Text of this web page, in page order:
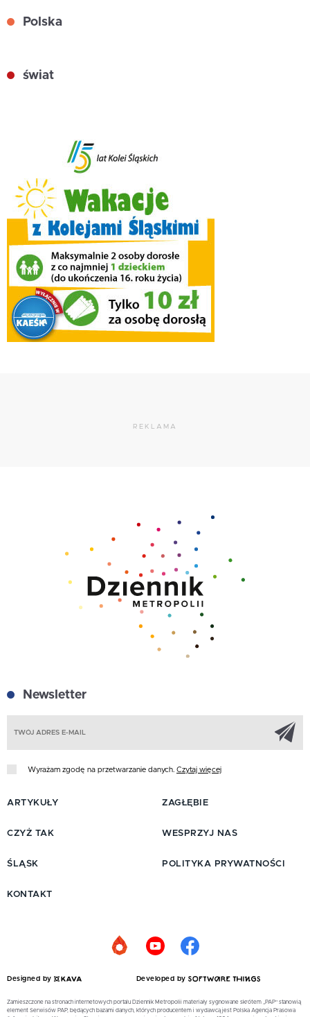
Polska
świat
REKLAMA
Newsletter
Wyrażam zgodę na przetwarzanie danych. Czytaj więcej
ARTYKUŁY
CZYŻ TAK
ŚLĄSK
ZAGŁĘBIE
WESPRZYJ NAS
POLITYKA PRYWATNOŚCI
KONTAKT
Designed by Developed by
Zamieszczone na stronach internetowych portalu Dziennik Metropolii materiały sygnowane skrótem „PAP” stanowią
element Serwisów PAP, będących bazami danych, których producentem i wydawcą jest Polska Agencja Prasowa